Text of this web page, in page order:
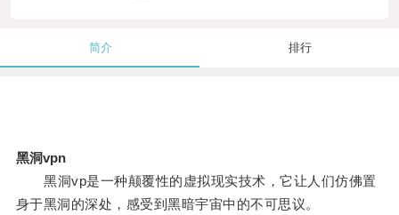
简介 排行
黑洞vpn
黑洞vp是一种颠覆性的虚拟现实技术，它让人们仿佛置
身于黑洞的深处，感受到黑暗宇宙中的不可思议。